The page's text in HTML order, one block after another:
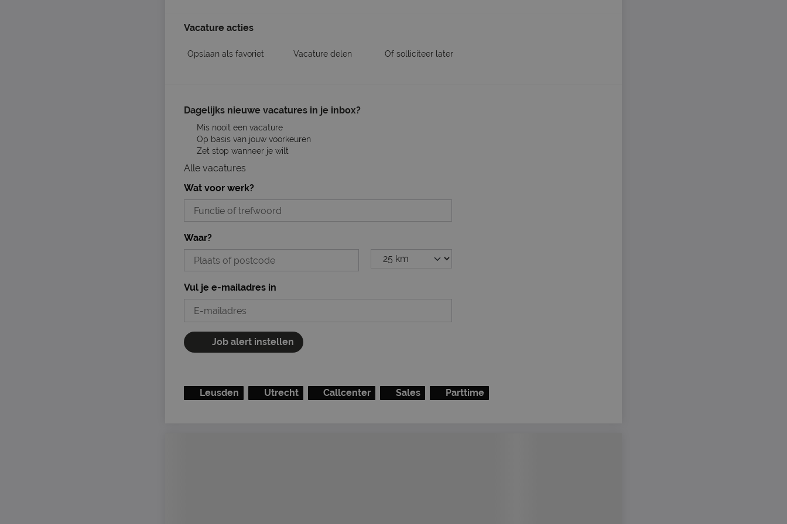
Vacature acties
Opslaan als favoriet Vacature delen Of solliciteer later
Dagelijks nieuwe vacatures in je inbox?
Mis nooit een vacature
Op basis van jouw voorkeuren
Zet stop wanneer je wilt
Alle vacatures
Wat voor werk?
Waar?
Vul je e-mailadres in
Job alert instellen
Leusden Utrecht Callcenter Sales Parttime